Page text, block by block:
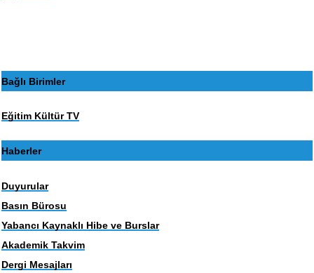
Bağlı Birimler
Eğitim Kültür TV
Haberler
Duyurular
Basın Bürosu
Yabancı Kaynaklı Hibe ve Burslar
Akademik Takvim
Dergi Mesajları